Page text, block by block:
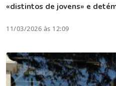
«distintos de jovens» e
11/03/2026 às 12:09